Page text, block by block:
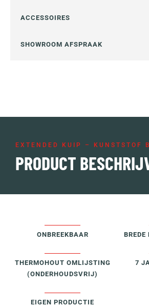
ACCESSOIRES
SHOWROOM AFSPRAAK
EXTENDED KUIP – KUNSTSTOF
PRODUCT
ONBREEKBAAR BREDE
THERMOHOUT OMLIJSTING
(ONDERHOUDSVRIJ)
7
EIGEN PRODUCTIE